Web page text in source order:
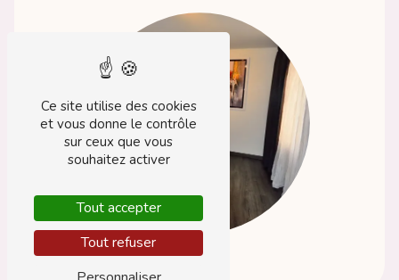
Ce site utilise des cookies
et vous donne le contrôle
sur ceux que vous
souhaitez activer
Tout accepter
Tout refuser